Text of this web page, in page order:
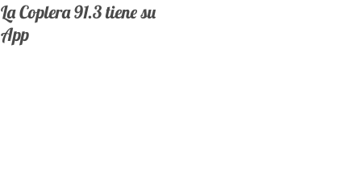
La Coplera 91.3 tiene su
App